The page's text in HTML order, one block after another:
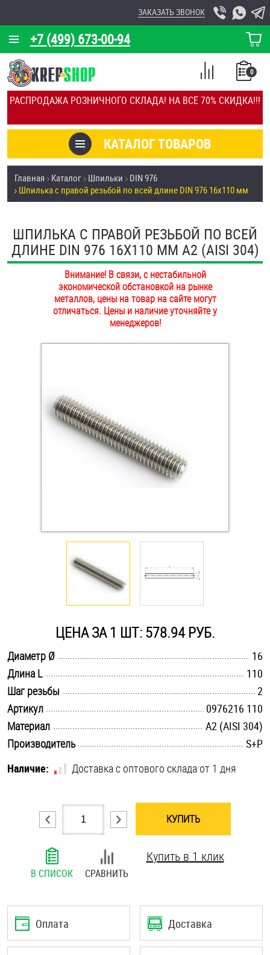
РАСПРОДАЖА РОЗНИЧНОГО СКЛАДА! НА ВСЁ 70% СКИДКА!!!
+7 (499) 673-00-94
ЗАКАЗАТЬ ЗВОНОК
КОРЗИНА
О КОМПАНИИ
КАЛЬКУЛЯТОР
ОТЗЫВЫ
УСЛУГИ
СКИДКИ
ОПТ
ПОКУПАТЕЛЯМ
ОПЛАТА И ДОСТАВКА
НАШИ МАГАЗИНЫ
КАТАЛОГ ТОВАРОВ
0
СПИСОК
СРАВНЕНИЕ
Товары со скидкой
Анкеры
Антивандальный крепёж, инструмент
Болты и винты
Втулки
Заклепки (Гайки-Заклепки)
Крюки, кольца с метрической резьбой
Крюки, кольца с шурупной резьбой
Оснастка и аксессуары для яхт
Саморезы и шурупы
Стопорные кольца
Такелаж
Хомуты
Шайбы
Шпильки
Шплинты
Штифты и пальцы
Главная Каталог Шпильки
DIN 976
Шпилька с правой резьбой по всей длине DIN 976 16х110 мм
ШПИЛЬКА С ПРАВОЙ РЕЗЬБОЙ ПО ВСЕЙ
ДЛИНЕ DIN 976 16Х110 ММ А2 (AISI 304)
Внимание! В связи, с нестабильной
экономической обстановкой на рынке
металлов, цены на товар на сайте могут
отличаться. Цены и наличие уточняйте у
менеджеров!
ЦЕНА ЗА 1 ШТ: 578.94 РУБ.
Диаметр Ø
16
Длина L
110
Шаг резьбы
2
Артикул
0976216 110
Материал
А2 (AISI 304)
Производитель
S+P
Наличие:
Доставка с оптового склада от 1 дня
КУПИТЬ
В СПИСОК СРАВНИТЬ
Купить в 1 клик
Оплата Доставка